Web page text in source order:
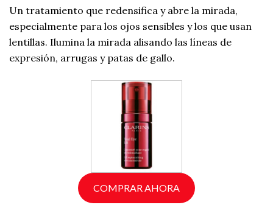
Un tratamiento que redensifica y abre la mirada,
especialmente para los ojos sensibles y los que usan
lentillas. Ilumina la mirada alisando las líneas de
expresión, arrugas y patas de gallo.
COMPRAR AHORA